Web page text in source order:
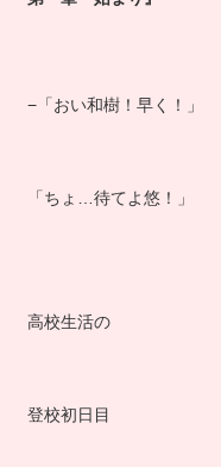
−「おい和樹！早く！」
「ちょ…待てよ悠！」
高校生活の
登校初日目